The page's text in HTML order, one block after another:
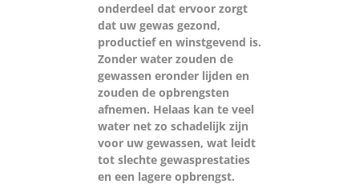
onderdeel dat ervoor zorgt
dat uw gewas gezond,
productief en winstgevend is.
Zonder water zouden de
gewassen eronder lijden en
zouden de opbrengsten
afnemen. Helaas kan te veel
water net zo schadelijk zijn
voor uw gewassen, wat leidt
tot slechte gewasprestaties
en een lagere opbrengst.